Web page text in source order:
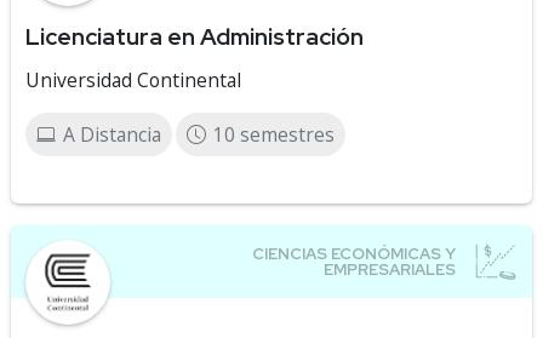
Licenciatura en Administración
Universidad Continental
A Distancia 10 semestres